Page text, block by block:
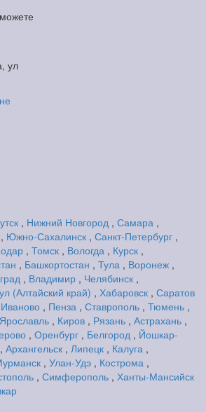
ул
, Нижний Новгород , Самара ,
, Южно-Сахалинск , Санкт-Петербург ,
, Томск , Вологда , Курск ,
, Башкортостан , Тула , Воронеж ,
, Владимир , Челябинск ,
(Алтайский край) , Хабаровск , Саратов
Иваново , Пенза , Ставрополь , Тюмень ,
Ярославль , Киров , Рязань , Астрахань ,
, Оренбург , Белгород , Йошкар-
, Архангельск , Липецк , Калуга ,
, Улан-Удэ , Кострома ,
, Симферополь , Ханты-Мансийск